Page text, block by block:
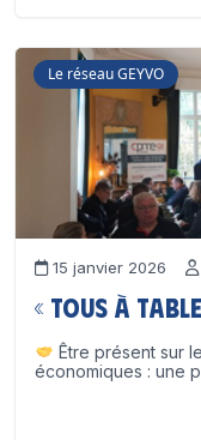
Le réseau GEYVO
15 janvier 2026
« Tous à
Être présent sur
économiques : une